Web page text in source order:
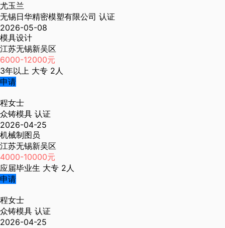
尤玉兰
无锡日华精密模塑有限公司 认证
2026-05-08
模具设计
江苏无锡新吴区
6000-12000元
3年以上 大专 2人
申请
程女士
众铸模具 认证
2026-04-25
机械制图员
江苏无锡新吴区
4000-10000元
应届毕业生 大专 2人
申请
程女士
众铸模具 认证
2026-04-25